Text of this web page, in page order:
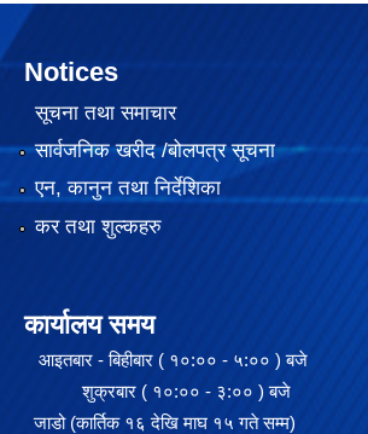
Notices
सूचना तथा समाचार
सार्वजनिक खरीद /बोलपत्र सूचना
एन, कानुन तथा निर्देशिका
कर तथा शुल्कहरु
कार्यालय समय
आइतबार - बिहीबार ( १०:०० - ५:०० ) बजे
शुक्रबार ( १०:०० - ३:०० ) बजे
जाडो (कार्तिक १६ देखि माघ १५ गते सम्म)